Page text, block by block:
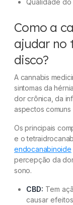
Qualidade do
Como a
ajudar no
disco?
A cannabis
sintomas da
dor crônica, da
aspectos
Os principais
e o
endocanabinoide
percepção da
sono.
CBD: Tem
causar